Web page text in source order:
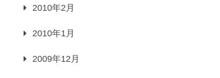
2010年2月
2010年1月
2009年12月